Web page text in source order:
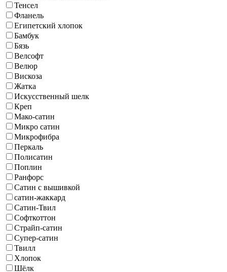
Тенсел
Фланель
Египетский хлопок
Бамбук
Бязь
Велсофт
Велюр
Вискоза
Жатка
Искусственный шелк
Креп
Мако-сатин
Микро сатин
Микрофибра
Перкаль
Полисатин
Поплин
Ранфорс
Сатин с вышивкой
сатин-жаккард
Сатин-Твил
Софткоттон
Страйп-сатин
Супер-сатин
Твилл
Хлопок
Шёлк